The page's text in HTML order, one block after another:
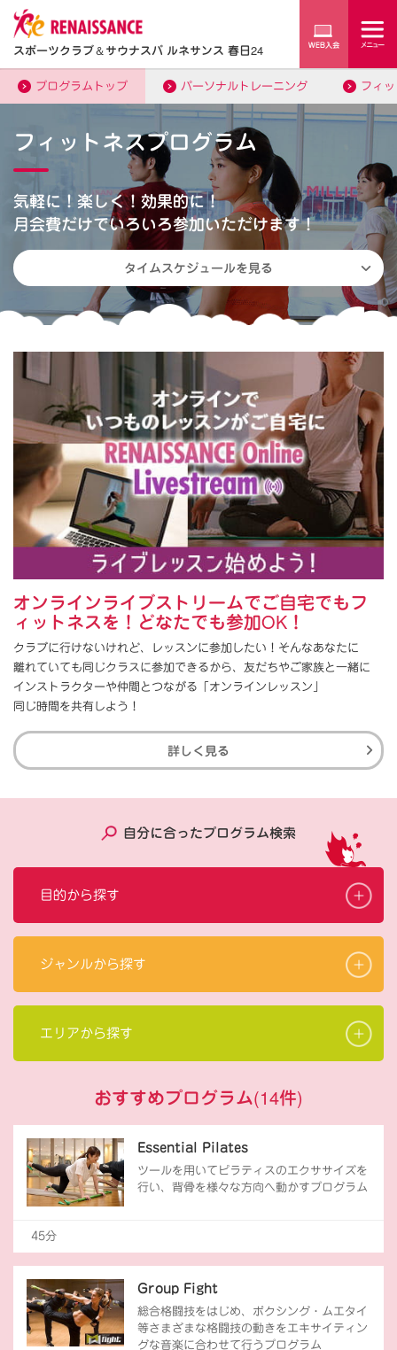
スポーツクラブ＆サウナスパ ルネサンス 春日24
プログラムトップ パーソナルトレーニング フィ
フィットネスプログラム
気軽に！楽しく！効果的に！
月会費だけでいろいろ参加いただけます！
タイムスケジュールを見る
オンラインライブストリームでご自宅でもフ
ィットネスを！どなたでも参加OK！
クラブに行けないけれど、レッスンに参加したい！そんなあなたに
離れていても同じクラスに参加できるから、友だちやご家族と一緒に
インストラクターや仲間とつながる「オンラインレッスン」
同じ時間を共有しよう！
詳しく見る
自分に合ったプログラム検索
目的から探す
ジャンルから探す
エリアから探す
おすすめプログラム(14件)
Essential Pilates
ツールを用いてピラティスのエクササイズを
行い、背骨を様々な方向へ動かすプログラム
45分
Group Fight
総合格闘技をはじめ、ボクシング・ムエタイ
等さまざまな格闘技の動きをエキサイティン
グな音楽に合わせて行うプログラム